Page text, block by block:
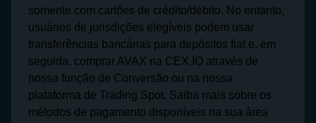
somente com cartões de crédito/débito. No entanto,
usuários de jurisdições elegíveis podem usar
transferências bancárias para depósitos fiat e, em
seguida, comprar AVAX na CEX.IO através de
nossa função de Conversão ou na nossa
plataforma de Trading Spot. Saiba mais sobre os
métodos de pagamento disponíveis na sua área